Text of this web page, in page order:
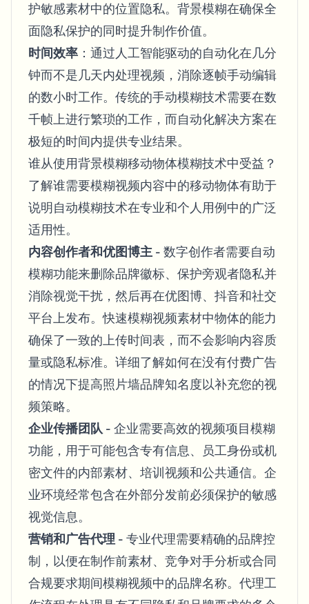
护敏感素材中的位置隐私。背景模糊在确保全
面隐私保护的同时提升制作价值。
时间效率 ：通过人工智能驱动的自动化在几分
钟而不是几天内处理视频，消除逐帧手动编辑
的数小时工作。传统的手动模糊技术需要在数
千帧上进行繁琐的工作，而自动化解决方案在
极短的时间内提供专业结果。
谁从使用背景模糊移动物体模糊技术中受益？
了解谁需要模糊视频内容中的移动物体有助于
说明自动模糊技术在专业和个人用例中的广泛
适用性。
内容创作者和优图博主 - 数字创作者需要自动
模糊功能来删除品牌徽标、保护旁观者隐私并
消除视觉干扰，然后再在优图博、抖音和社交
平台上发布。快速模糊视频素材中物体的能力
确保了一致的上传时间表，而不会影响内容质
量或隐私标准。详细了解如何在没有付费广告
的情况下提高照片墙品牌知名度以补充您的视
频策略。
企业传播团队 - 企业需要高效的视频项目模糊
功能，用于可能包含专有信息、员工身份或机
密文件的内部素材、培训视频和公共通信。企
业环境经常包含在外部分发前必须保护的敏感
视觉信息。
营销和广告代理 - 专业代理需要精确的品牌控
制，以便在制作前素材、竞争对手分析或合同
合规要求期间模糊视频中的品牌名称。代理工